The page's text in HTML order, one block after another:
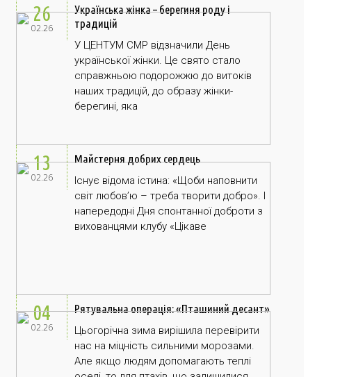
26
02.26
Українська жінка – берегиня роду і
традицій
У ЦЕНТУМ СМР відзначили День
української жінки. Це свято стало
справжньою подорожжю до витоків
наших традицій, до образу жінки-
берегині, яка
13
02.26
Майстерня добрих сердець
Існує відома істина: «Щоби наповнити
світ любов’ю – треба творити добро». І
напередодні Дня спонтанної доброти з
вихованцями клубу «Цікаве
04
02.26
Рятувальна операція: «Пташиний десант»
Цьогорічна зима вирішила перевірити
нас на міцність сильними морозами.
Але якщо людям допомагають теплі